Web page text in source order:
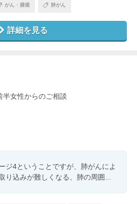
がん・腫瘍 肺がん
詳細を見る
半女性からのご相談
ジ4ということですが、肺がんによ
り込みが難しくなる、肺の周囲...